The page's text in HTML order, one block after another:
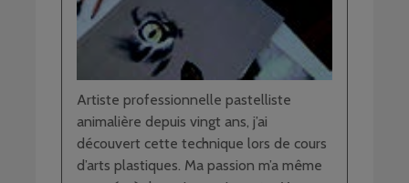
Artiste professionnelle pastelliste
animalière depuis vingt ans, j’ai
découvert cette technique lors de cours
d’arts plastiques. Ma passion m’a même